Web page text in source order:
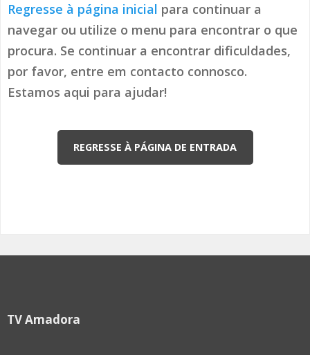
Regresse à página inicial para continuar a
navegar ou utilize o menu para encontrar o que
procura. Se continuar a encontrar dificuldades,
por favor, entre em contacto connosco.
Estamos aqui para ajudar!
REGRESSE À PÁGINA DE ENTRADA
TV Amadora